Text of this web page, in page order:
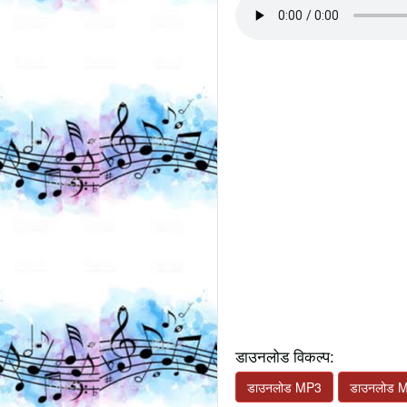
डाउनलोड विकल्प:
डाउनलोड MP3 डाउनलोड